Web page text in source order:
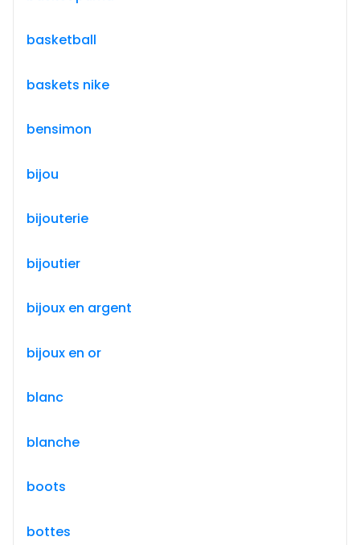
basketball
baskets nike
bensimon
bijou
bijouterie
bijoutier
bijoux en argent
bijoux en or
blanc
blanche
boots
bottes